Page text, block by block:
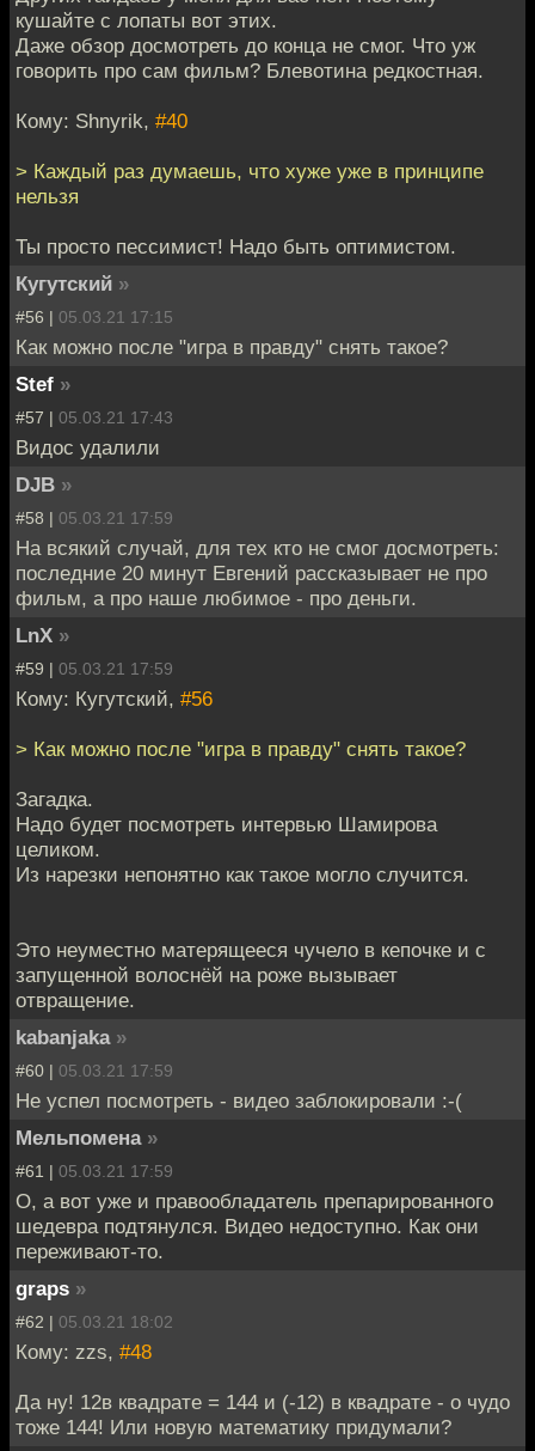
кушайте с лопаты вот этих.
Даже обзор досмотреть до конца не смог. Что уж
говорить про сам фильм? Блевотина редкостная.
Кому: Shnyrik, #40
> Каждый раз думаешь, что хуже уже в принципе
нельзя
Ты просто пессимист! Надо быть оптимистом.
Кугутский »
#56 | 05.03.21 17:15
Как можно после "игра в правду" снять такое?
Stef »
#57 | 05.03.21 17:43
Видос удалили
DJB »
#58 | 05.03.21 17:59
На всякий случай, для тех кто не смог досмотреть:
последние 20 минут Евгений рассказывает не про
фильм, а про наше любимое - про деньги.
LnX »
#59 | 05.03.21 17:59
Кому: Кугутский, #56
> Как можно после "игра в правду" снять такое?
Загадка.
Надо будет посмотреть интервью Шамирова
целиком.
Из нарезки непонятно как такое могло случится.
Это неуместно матерящееся чучело в кепочке и с
запущенной волоснёй на роже вызывает
отвращение.
kabanjaka »
#60 | 05.03.21 17:59
Не успел посмотреть - видео заблокировали :-(
Мельпомена »
#61 | 05.03.21 17:59
О, а вот уже и правообладатель препарированного
шедевра подтянулся. Видео недоступно. Как они
переживают-то.
graps »
#62 | 05.03.21 18:02
Кому: zzs, #48
Да ну! 12в квадрате = 144 и (-12) в квадрате - о чудо
тоже 144! Или новую математику придумали?